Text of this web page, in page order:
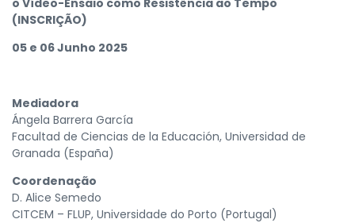
(INSCRIÇÃO)
05 e 06 Junho 2025
Mediadora
Ángela Barrera García
Facultad de Ciencias de la Educación, Universidad de
Granada (España)
Coordenação
D. Alice Semedo
CITCEM – FLUP, Universidade do Porto (Portugal)